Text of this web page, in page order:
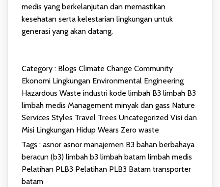
medis yang berkelanjutan dan memastikan
kesehatan serta kelestarian lingkungan untuk
generasi yang akan datang.
Category : Blogs Climate Change Community
Ekonomi Lingkungan Environmental Engineering
Hazardous Waste industri kode limbah B3 limbah B3
limbah medis Management minyak dan gass Nature
Services Styles Travel Trees Uncategorized Visi dan
Misi Lingkungan Hidup Wears Zero waste
Tags : asnor asnor manajemen B3 bahan berbahaya
beracun (b3) limbah b3 limbah batam limbah medis
Pelatihan PLB3 Pelatihan PLB3 Batam transporter
batam